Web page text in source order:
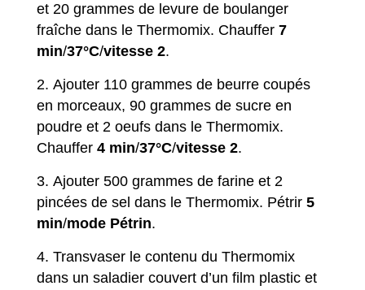
et 20 grammes de levure de boulanger
fraîche dans le Thermomix. Chauffer 7
min/37°C/vitesse 2.
Ajouter 110 grammes de beurre coupés
en morceaux, 90 grammes de sucre en
poudre et 2 oeufs dans le Thermomix.
Chauffer 4 min/37°C/vitesse 2.
Ajouter 500 grammes de farine et 2
pincées de sel dans le Thermomix. Pétrir 5
min/mode Pétrin.
Transvaser le contenu du Thermomix
dans un saladier couvert d’un film plastic et